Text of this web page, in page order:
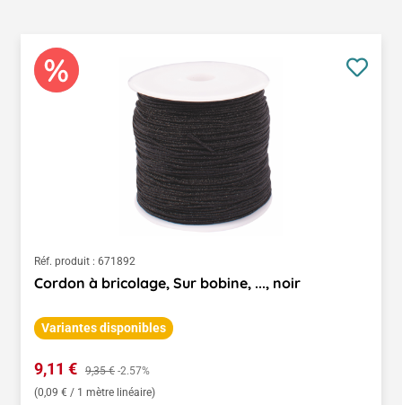
Réf. produit : 671892
Cordon à bricolage, Sur bobine, ..., noir
Variantes disponibles
Prix de vente :
9,11 € Prix régulier :
9,35 € -2.57%
(0,09 € / 1 mètre linéaire)